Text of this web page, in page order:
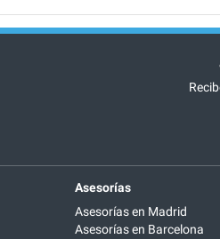
Asesorías
Asesorías en Madrid
Asesorías en Barcelona